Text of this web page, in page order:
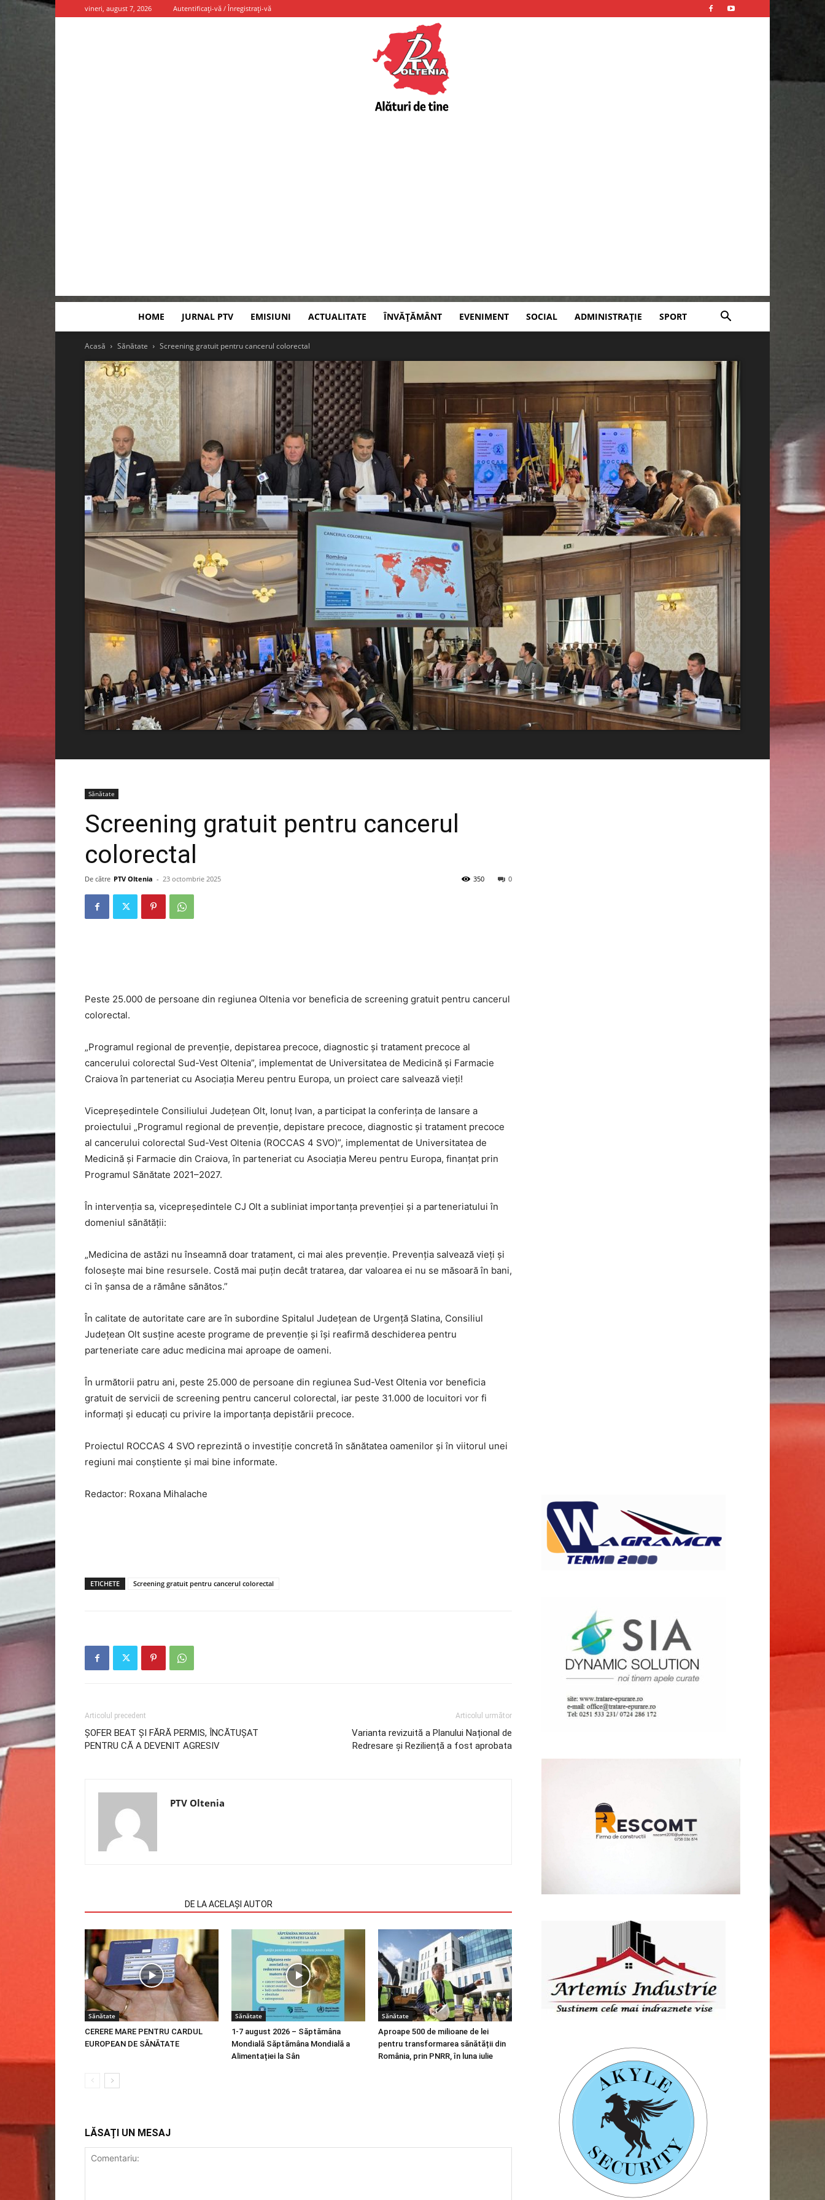
vineri, august 7, 2026 Autentificați-vă / Înregistrați-vă
HOME JURNAL PTV EMISIUNI ACTUALITATE ÎNVĂȚĂMÂNT EVENIMENT SOCIAL ADMINISTRAȚIE SPORT
Acasă Sănătate Screening gratuit pentru cancerul colorectal
Sănătate
Screening gratuit pentru cancerul
colorectal
De către PTV Oltenia - 23 octombrie 2025 0
350
Peste 25.000 de persoane din regiunea Oltenia vor beneficia de screening gratuit pentru cancerul
colorectal.
„Programul regional de prevenție, depistarea precoce, diagnostic și tratament precoce al
cancerului colorectal Sud-Vest Oltenia”, implementat de Universitatea de Medicină și Farmacie
Craiova în parteneriat cu Asociația Mereu pentru Europa, un proiect care salvează vieți!
Vicepreședintele Consiliului Județean Olt, Ionuț Ivan, a participat la conferința de lansare a
proiectului „Programul regional de prevenție, depistare precoce, diagnostic și tratament precoce
al cancerului colorectal Sud-Vest Oltenia (ROCCAS 4 SVO)”, implementat de Universitatea de
Medicină și Farmacie din Craiova, în parteneriat cu Asociația Mereu pentru Europa, finanțat prin
Programul Sănătate 2021–2027.
În intervenția sa, vicepreședintele CJ Olt a subliniat importanța prevenției și a parteneriatului în
domeniul sănătății:
„Medicina de astăzi nu înseamnă doar tratament, ci mai ales prevenție. Prevenția salvează vieți și
folosește mai bine resursele. Costă mai puțin decât tratarea, dar valoarea ei nu se măsoară în bani,
ci în șansa de a rămâne sănătos.”
În calitate de autoritate care are în subordine Spitalul Județean de Urgență Slatina, Consiliul
Județean Olt susține aceste programe de prevenție și își reafirmă deschiderea pentru
parteneriate care aduc medicina mai aproape de oameni.
În următorii patru ani, peste 25.000 de persoane din regiunea Sud-Vest Oltenia vor beneficia
gratuit de servicii de screening pentru cancerul colorectal, iar peste 31.000 de locuitori vor fi
informați și educați cu privire la importanța depistării precoce.
Proiectul ROCCAS 4 SVO reprezintă o investiție concretă în sănătatea oamenilor și în viitorul unei
regiuni mai conștiente și mai bine informate.
Redactor: Roxana Mihalache
ETICHETE Screening gratuit pentru cancerul colorectal
Articolul precedent
ȘOFER BEAT ȘI FĂRĂ PERMIS, ÎNCĂTUȘAT
PENTRU CĂ A DEVENIT AGRESIV
Articolul următor
Varianta revizuită a Planului Național de
Redresare și Reziliență a fost aprobata
PTV Oltenia
DE LA ACELAȘI AUTOR
Sănătate
CERERE MARE PENTRU CARDUL
EUROPEAN DE SĂNĂTATE
Sănătate
1-7 august 2026 – Săptămâna
Mondială Săptămâna Mondială a
Alimentației la Sân
Sănătate
Aproape 500 de milioane de lei
pentru transformarea sănătății din
România, prin PNRR, în luna iulie
LĂSAȚI UN MESAJ